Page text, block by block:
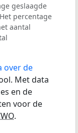
geslaagde
percentage
aantal
over de
Met data
en de
voor de
.